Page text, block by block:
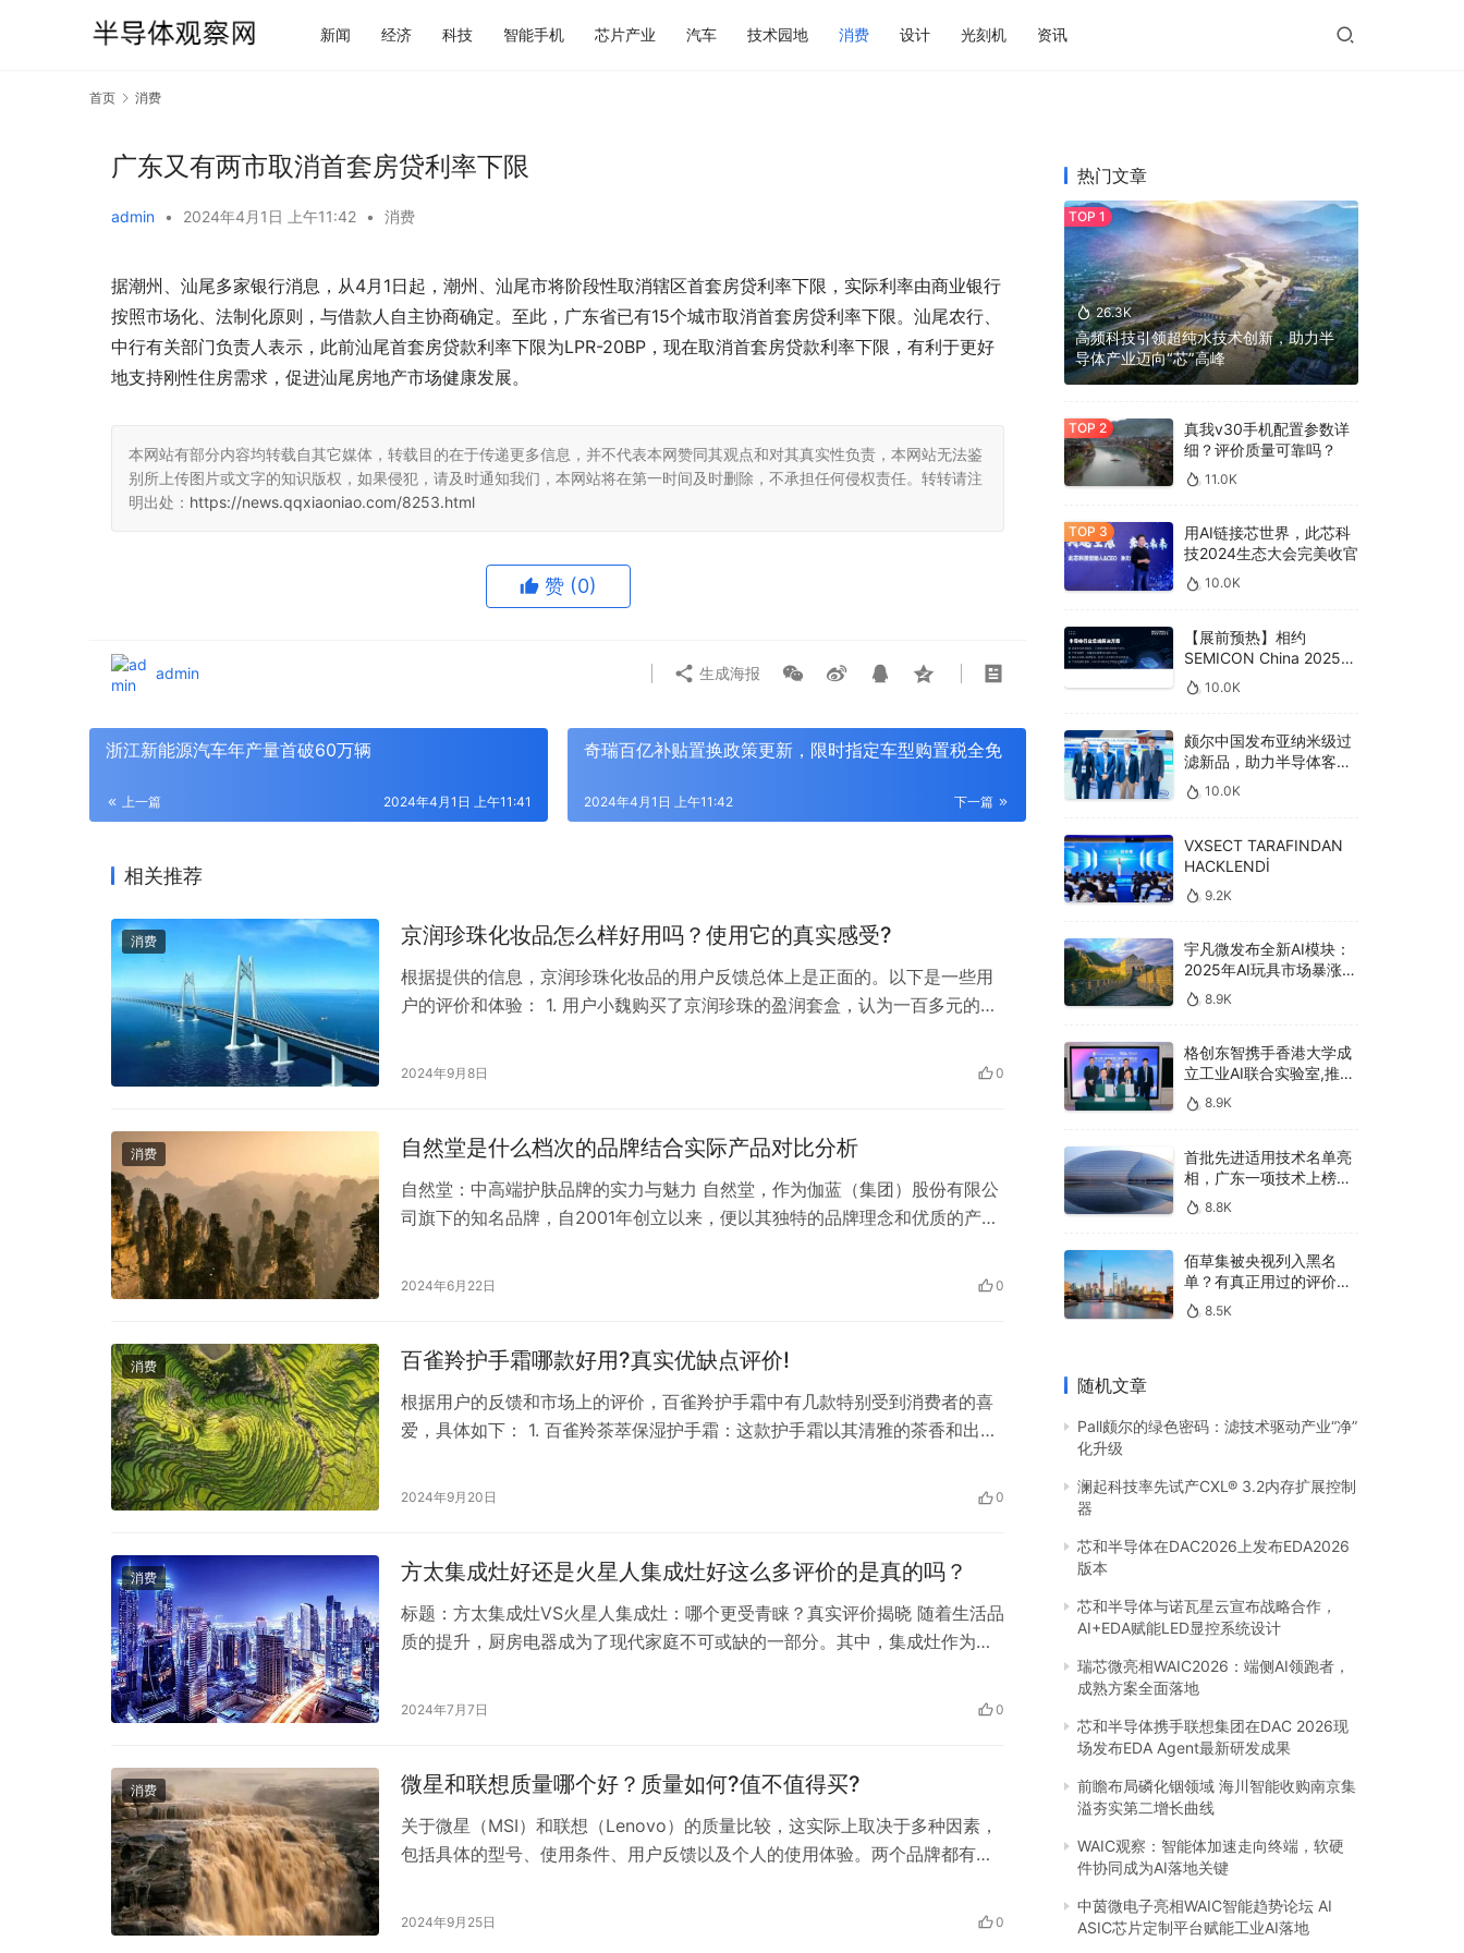
新闻 经济 科技 智能手机 芯片产业 汽车 技术园地 消费 设计 光刻机 资讯
首页 消费
广东又有两市取消首套房贷利率下限
admin • 2024年4月1日 上午11:42 • 消费
据潮州、汕尾多家银行消息，从4月1日起，潮州、汕尾市将阶段性取消辖区首套房贷利率下限，实际利率由商业银行
按照市场化、法制化原则，与借款人自主协商确定。至此，广东省已有15个城市取消首套房贷利率下限。汕尾农行、
中行有关部门负责人表示，此前汕尾首套房贷款利率下限为LPR-20BP，现在取消首套房贷款利率下限，有利于更好
地支持刚性住房需求，促进汕尾房地产市场健康发展。
本网站有部分内容均转载自其它媒体，转载目的在于传递更多信息，并不代表本网赞同其观点和对其真实性负责，本网站无法鉴
别所上传图片或文字的知识版权，如果侵犯，请及时通知我们，本网站将在第一时间及时删除，不承担任何侵权责任。转转请注
明出处： https://news.qqxiaoniao.com/8253.html
赞 (0)
admin 生成海报
浙江新能源汽车年产量首破60万辆
上一篇 2024年4月1日 上午11:41
奇瑞百亿补贴置换政策更新，限时指定车型购置税全免
下一篇
2024年4月1日 上午11:42
相关推荐
消费 京润珍珠化妆品怎么样好用吗？使用它的真实感受?
根据提供的信息，京润珍珠化妆品的用户反馈总体上是正面的。以下是一些用
户的评价和体验： 1. 用户小魏购买了京润珍珠的盈润套盒，认为一百多元的价
水效果好，两款面霜不油腻且吸收快。[1] 2. 一篇发布于2022年的文章中，用
2024年9月8日 0
消费 自然堂是什么档次的品牌结合实际产品对比分析
自然堂：中高端护肤品牌的实力与魅力 自然堂，作为伽蓝（集团）股份有限公
司旗下的知名品牌，自2001年创立以来，便以其独特的品牌理念和优质的产品
然、美丽生活的态度，致力于为消费者提供高品质、安全有效的护肤产品。那
2024年6月22日 0
消费 百雀羚护手霜哪款好用?真实优缺点评价!
根据用户的反馈和市场上的评价，百雀羚护手霜中有几款特别受到消费者的喜
爱，具体如下： 1. 百雀羚茶萃保湿护手霜：这款护手霜以其清雅的茶香和出色
间的滋润。 2. 百雀羚牡丹护手霜：牡丹是中国的国花，这款以牡丹为主要香型
2024年9月20日 0
消费 方太集成灶好还是火星人集成灶好这么多评价的是真的吗？
标题：方太集成灶VS火星人集成灶：哪个更受青睐？真实评价揭晓 随着生活品
质的提升，厨房电器成为了现代家庭不可或缺的一部分。其中，集成灶作为厨
方太和火星人作为两大知名品牌，其集成灶产品备受消费者关注。那么，方太
2024年7月7日 0
消费 微星和联想质量哪个好？质量如何?值不值得买?
关于微星（MSI）和联想（Lenovo）的质量比较，这实际上取决于多种因素，
包括具体的型号、使用条件、用户反馈以及个人的使用体验。两个品牌都有各
网络和稳定的性能而受到商务用户的青睐。联想的笔记本电脑生产时采用专业
2024年9月25日 0
热门文章
26.3K
高频科技引领超纯水技术创新，助力半
导体产业迈向“芯”高峰
真我v30手机配置参数详
细？评价质量可靠吗？
11.0K
用AI链接芯世界，此芯科
技2024生态大会完美收官
10.0K
【展前预热】相约
SEMICON China 2025，
德克威尔总线解决方案革
新助力半导体设备高效升
10.0K
颇尔中国发布亚纳米级过
滤新品，助力半导体客户
良率提升
10.0K
VXSECT TARAFINDAN
HACKLENDİ
9.2K
宇凡微发布全新AI模块：
2025年AI玩具市场暴涨
400亿，90%传统厂商的
生死战即将打响
8.9K
格创东智携手香港大学成
立工业AI联合实验室,推进
AMHS智能物料搬运调度
系统研发
8.9K
首批先进适用技术名单亮
相，广东一项技术上榜，
有何独特之处？
8.8K
佰草集被央视列入黑名
单？有真正用过的评价
吗？8.5K
随机文章
Pall颇尔的绿色密码：滤技术驱动产业“净”
化升级
澜起科技率先试产CXL® 3.2内存扩展控制
器
芯和半导体在DAC2026上发布EDA2026
版本
芯和半导体与诺瓦星云宣布战略合作，
AI+EDA赋能LED显控系统设计
瑞芯微亮相WAIC2026：端侧AI领跑者，
成熟方案全面落地
芯和半导体携手联想集团在DAC 2026现
场发布EDA Agent最新研发成果
前瞻布局磷化铟领域 海川智能收购南京集
溢夯实第二增长曲线
WAIC观察：智能体加速走向终端，软硬
件协同成为AI落地关键
中茵微电子亮相WAIC智能趋势论坛 AI
ASIC芯片定制平台赋能工业AI落地